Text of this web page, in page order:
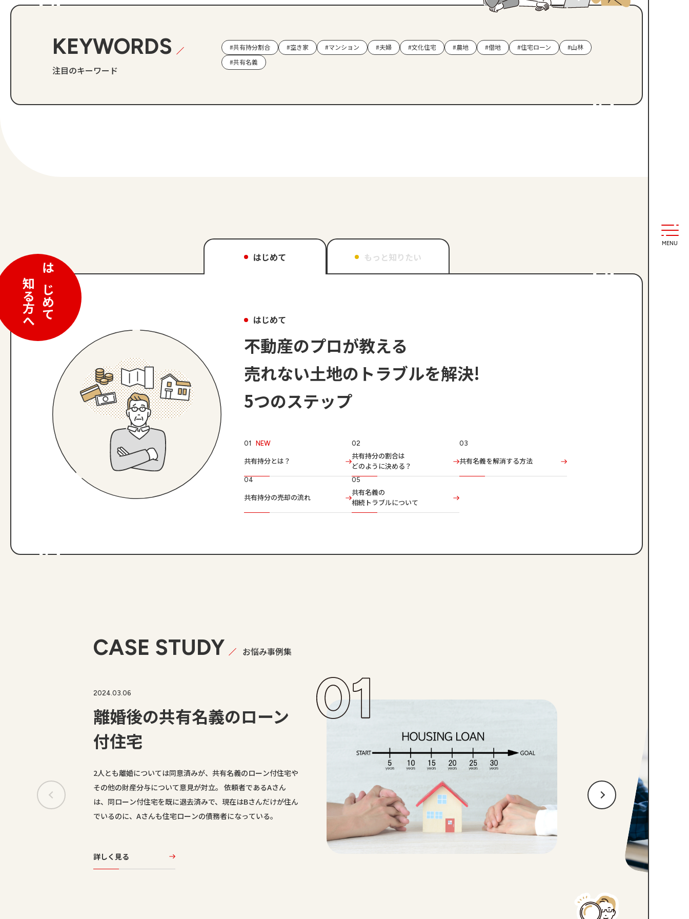
MENU
KEYWORDS
注目のキーワード
#共有持分割合 #空き家 #マンション #夫婦 #文化住宅 #農地 #借地 #住宅ローン
#山林
#共有名義
はじめて もっと知りたい
はじめて
知る方へ はじめて
不動産のプロが教える
売れない土地のトラブルを解決!
5つのステップ
01 NEW
共有持分とは？
02
共有持分の割合は
どのように決める？
03
共有名義を解消する方法
04
共有持分の売却の流れ
05
共有名義の
相続トラブルについて
CASE STUDY お悩み事例集
2024.03.06
離婚後の共有名義のローン
付住宅
2人とも離婚については同意済みが、共有名義のローン付住宅や
その他の財産分与について意見が対立。 依頼者であるAさん
は、同ローン付住宅を既に退去済みで、現在はBさんだけが住ん
でいるのに、Aさんも住宅ローンの債務者になっている。
詳しく見る